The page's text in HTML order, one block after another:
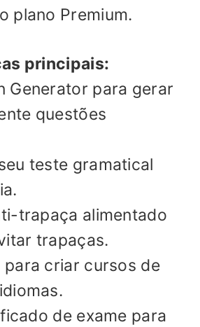
plano Premium.
principais:
Generator para gerar
questões
teste gramatical
trapaça alimentado
trapaças.
criar cursos de
de exame para